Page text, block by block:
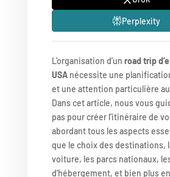
Perplexity
L’organisation d’un road trip
USAnécessite une
et une attention particulière
Dans cet article, nous vous
pas pour créer l’itinéraire de
abordant tous les aspects
que le choix des destinations,
voiture, les parcs nationaux,
d’hébergement, et bien plus